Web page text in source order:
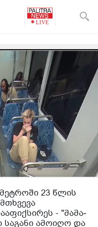
23 წლის
- "მა­მა­
ამო­ი­ღო და